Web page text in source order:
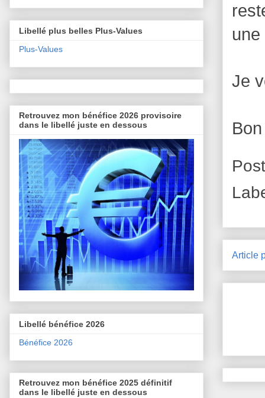
Je
Article
Libellé plus belles Plus-Values
Plus-Values
Retrouvez mon bénéfice 2026 provisoire
dans le libellé juste en dessous
Libellé bénéfice 2026
Bénéfice 2026
Retrouvez mon bénéfice 2025 définitif
dans le libellé juste en dessous